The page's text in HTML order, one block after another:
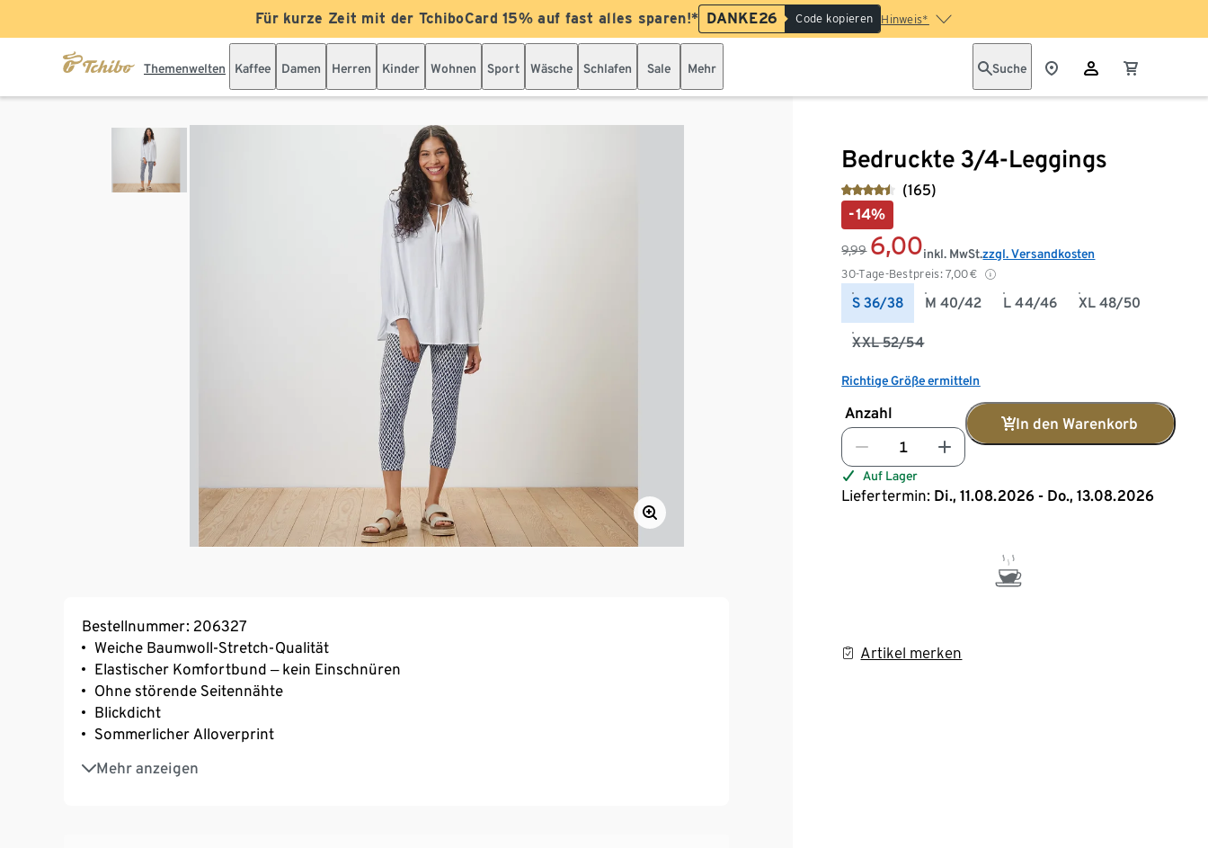
Für kurze Zeit mit der TchiboCard 15% auf fast alles sparen!* DANKE26 Code kopieren Hinweis*
Themenwelten Kaffee Damen Herren Kinder Wohnen Sport Wäsche Schlafen Sale Mehr Suche
Bedruckte 3/4-Leggings
(165)
-14%
9,99 6,00
30-Tage-Bestpreis: 7,00€
inkl. MwSt.zzgl. Versandkosten
S 36/38 M 40/42 L 44/46 XL 48/50
XXL 52/54
Richtige Größe ermitteln
Anzahl
In den Warenkorb
Auf Lager
Liefertermin: Di., 11.08.2026 - Do., 13.08.2026
Artikel merken
Bestellnummer: 206327
Weiche Baumwoll-Stretch-Qualität
Elastischer Komfortbund ‒ kein Einschnüren
Ohne störende Seitennähte
Blickdicht
Sommerlicher Alloverprint
Mehr anzeigen
Mit Elasthan: formbeständig, perfekter Sitz, hoher Tragekomfort